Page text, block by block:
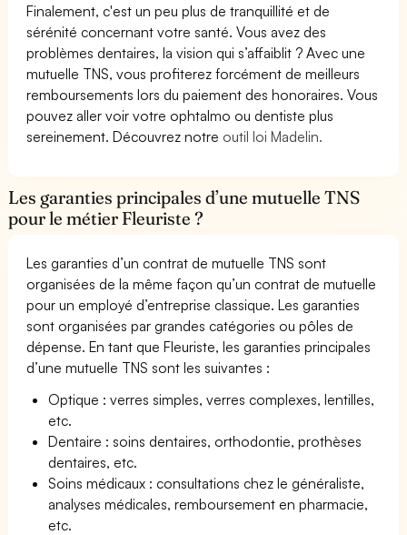
Finalement, c'est un peu plus de tranquillité et de
sérénité concernant votre santé. Vous avez des
problèmes dentaires, la vision qui s’affaiblit ? Avec une
mutuelle TNS, vous profiterez forcément de meilleurs
remboursements lors du paiement des honoraires. Vous
pouvez aller voir votre ophtalmo ou dentiste plus
sereinement. Découvrez notre outil loi Madelin.
Les garanties principales d’une mutuelle TNS
pour le métier Fleuriste ?
Les garanties d’un contrat de mutuelle TNS sont
organisées de la même façon qu’un contrat de mutuelle
pour un employé d’entreprise classique. Les garanties
sont organisées par grandes catégories ou pôles de
dépense. En tant que Fleuriste, les garanties principales
d’une mutuelle TNS sont les suivantes :
Optique : verres simples, verres complexes, lentilles,
etc.
Dentaire : soins dentaires, orthodontie, prothèses
dentaires, etc.
Soins médicaux : consultations chez le généraliste,
analyses médicales, remboursement en pharmacie,
etc.